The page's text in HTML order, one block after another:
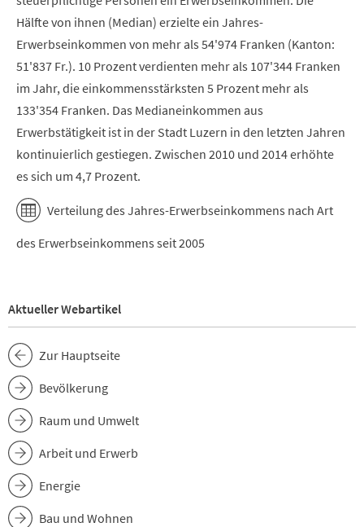
Hälfte von ihnen (Median) erzielte ein Jahres-
Erwerbseinkommen von mehr als 54'974 Franken (Kanton:
51'837 Fr.). 10 Prozent verdienten mehr als 107'344 Franken
im Jahr, die einkommensstärksten 5 Prozent mehr als
133'354 Franken. Das Medianeinkommen aus
Erwerbstätigkeit ist in der Stadt Luzern in den letzten Jahren
kontinuierlich gestiegen. Zwischen 2010 und 2014 erhöhte
es sich um 4,7 Prozent.
Verteilung des Jahres-Erwerbseinkommens nach Art
des Erwerbseinkommens seit 2005
Aktueller Webartikel
Zur Hauptseite
Bevölkerung
Raum und Umwelt
Arbeit und Erwerb
Energie
Bau und Wohnen